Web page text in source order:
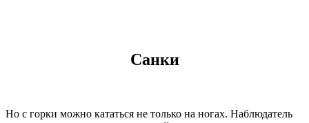
Санки
Но с горки можно кататься не только на ногах. Наблюдатель